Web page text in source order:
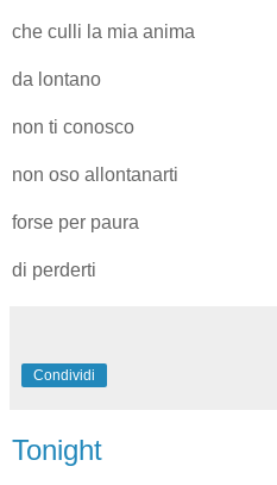
che culli la mia anima
da lontano
non ti conosco
non oso allontanarti
forse per paura
di perderti
Condividi
Tonight